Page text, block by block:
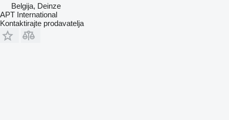
Belgija, Deinze
APT International
Kontaktirajte prodavatelja